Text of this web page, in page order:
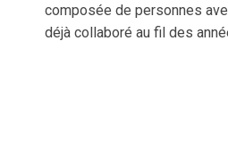
composée de personnes
déjà collaboré au fil des